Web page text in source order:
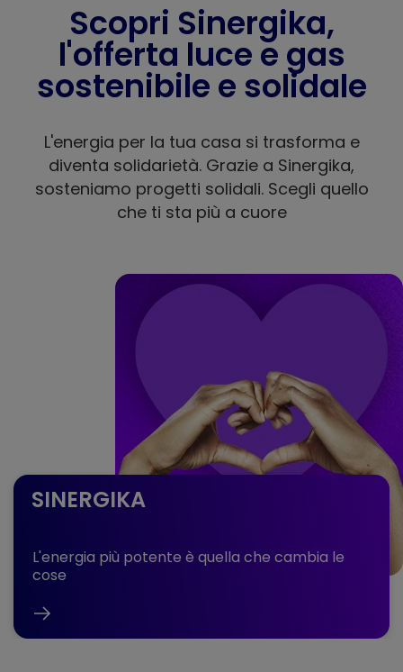
Scopri Sinergika,
l'offerta luce e gas
sostenibile e solidale
L'energia per la tua casa si trasforma e
diventa solidarietà. Grazie a Sinergika,
sosteniamo progetti solidali. Scegli quello
che ti sta più a cuore
SINERGIKA
L'energia più potente è quella che cambia le
cose